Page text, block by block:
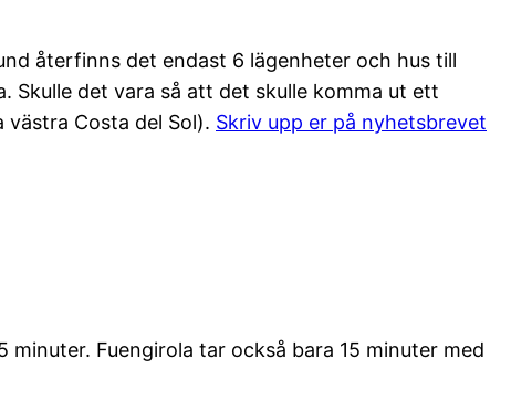
återfinns det endast 6 lägenheter och hus till
Skulle det vara så att det skulle komma ut ett
västra Costa del Sol). Skriv upp er på nyhetsbrevet
Fuengirola tar också bara 15 minuter med